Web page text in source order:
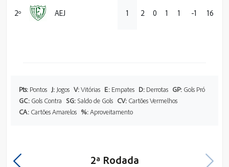
2º AEJ 1 2 0 1 1 -1 16
Pts: Pontos J: Jogos V:Vitórias E: Empates D: Derrotas GP: Gols Pró
GC: Gols Contra SG: Saldo de Gols CV: Cartões Vermelhos
CA: Cartões Amarelos %:Aproveitamento
2ª Rodada